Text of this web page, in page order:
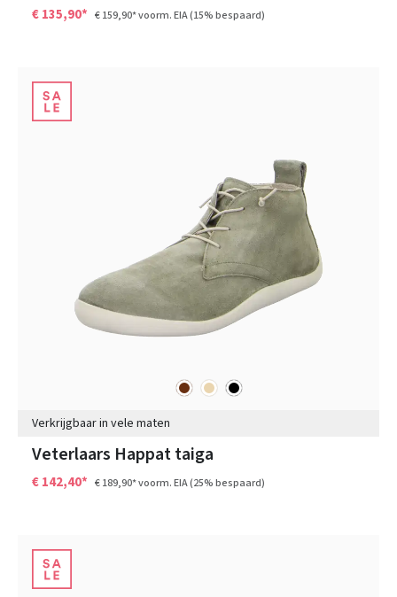
€ 135,90* € 159,90*voorm. EIA(15% bespaard)
bruinbeigezwart
Verkrijgbaar in vele maten
Veterlaars Happat taiga
€ 142,40* € 189,90*voorm. EIA(25% bespaard)